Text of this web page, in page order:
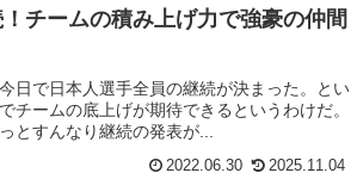
チームの積み上げ力で強豪の仲間
日で日本人選手全員の継続が決まった。とい
チームの底上げが期待できるというわけだ。
とすんなり継続の発表が...
2022.06.30 2025.11.04